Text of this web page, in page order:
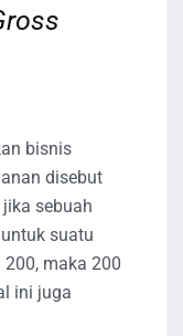
bisnis
disebut
sebuah
suatu
maka 200
ini juga